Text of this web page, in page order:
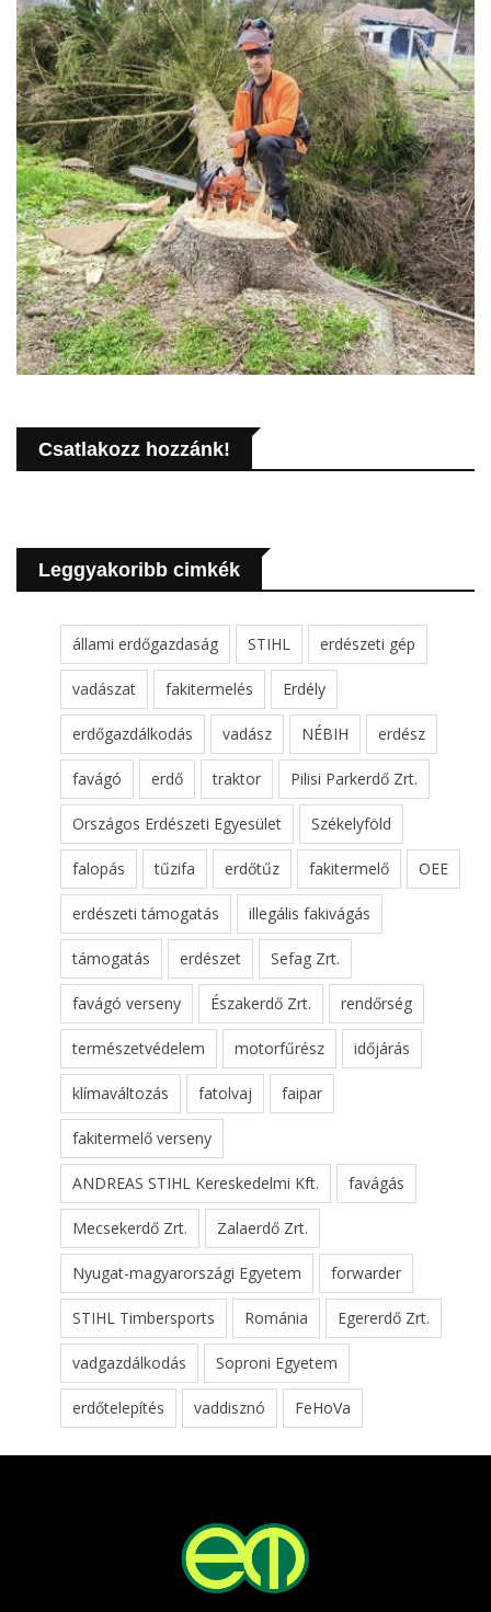
Csatlakozz hozzánk!
Leggyakoribb cimkék
állami erdőgazdaság STIHL erdészeti gép
vadászat fakitermelés Erdély
erdőgazdálkodás vadász NÉBIH erdész
favágó erdő traktor Pilisi Parkerdő Zrt.
Országos Erdészeti Egyesület Székelyföld
falopás tűzifa erdőtűz fakitermelő OEE
erdészeti támogatás illegális fakivágás
támogatás erdészet Sefag Zrt.
favágó verseny Északerdő Zrt. rendőrség
természetvédelem motorfűrész időjárás
klímaváltozás fatolvaj faipar
fakitermelő verseny
ANDREAS STIHL Kereskedelmi Kft. favágás
Mecsekerdő Zrt. Zalaerdő Zrt.
Nyugat-magyarországi Egyetem forwarder
STIHL Timbersports Románia Egererdő Zrt.
vadgazdálkodás Soproni Egyetem
erdőtelepítés vaddisznó FeHoVa